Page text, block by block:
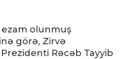
olunmuş
görə, Zirvə
Rəcəb Tayyib